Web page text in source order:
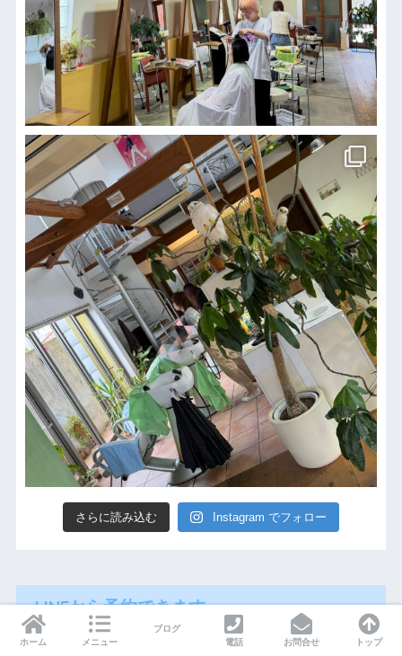
さらに読み込む Instagram でフォロー
-LINEから予約できます-
ホーム メニュー
ブログ
電話
お問合せ トップ